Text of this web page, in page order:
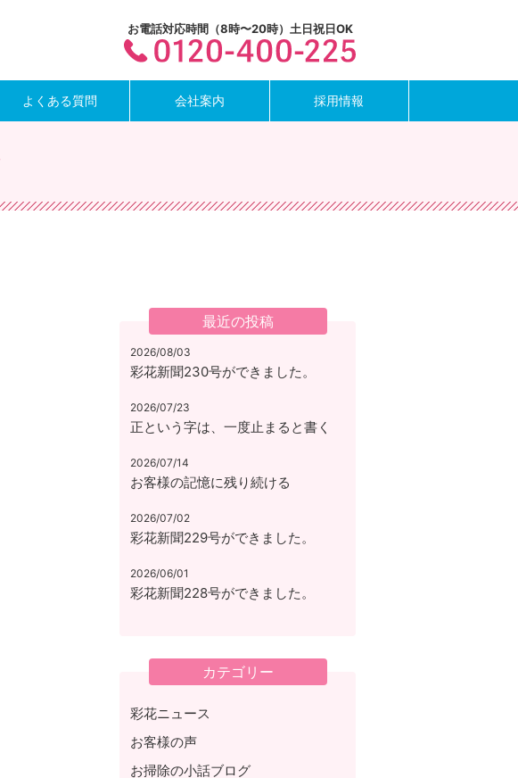
お電話対応時間（8時〜20時）土日祝日OK
よくある質問 会社案内 採用情報
最近の投稿
2026/08/03
彩花新聞230号ができました。
2026/07/23
正という字は、一度止まると書く
2026/07/14
お客様の記憶に残り続ける
2026/07/02
彩花新聞229号ができました。
2026/06/01
彩花新聞228号ができました。
カテゴリー
彩花ニュース
お客様の声
お掃除の小話ブログ